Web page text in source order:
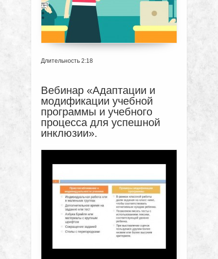
Длительность 2:18
Вебинар «Адаптации и
модификации учебной
программы и учебного
процесса для успешной
инклюзии».